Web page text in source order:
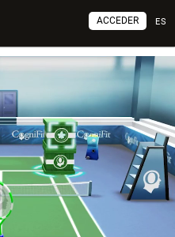
ES
ACCEDER